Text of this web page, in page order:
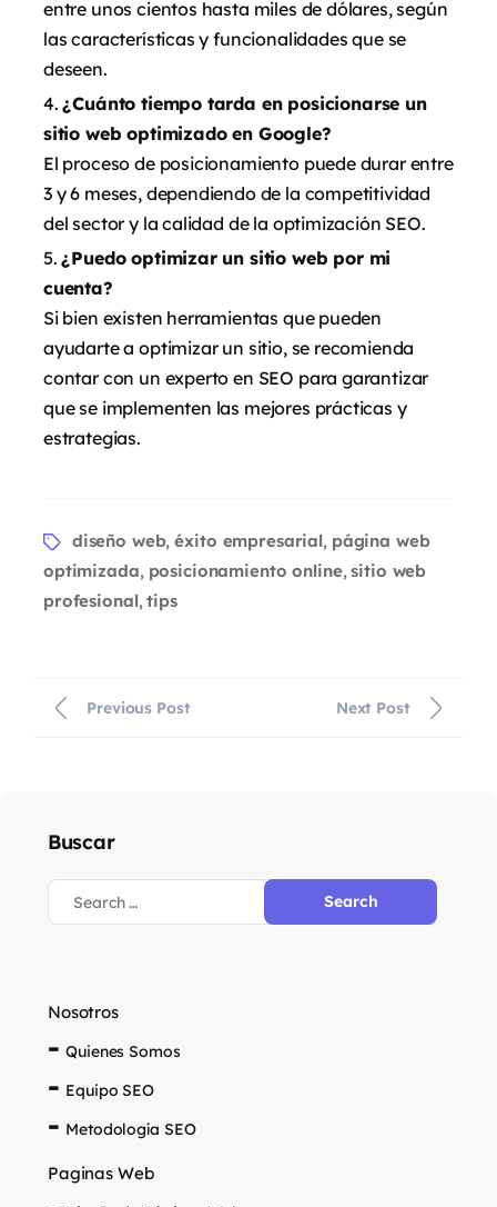
entre unos cientos hasta miles de dólares, según
las características y funcionalidades que se
deseen.
¿Cuánto tiempo tarda en posicionarse un
sitio web optimizado en Google?
El proceso de posicionamiento puede durar entre
3 y 6 meses, dependiendo de la competitividad
del sector y la calidad de la optimización SEO.
¿Puedo optimizar un sitio web por mi
cuenta?
Si bien existen herramientas que pueden
ayudarte a optimizar un sitio, se recomienda
contar con un experto en SEO para garantizar
que se implementen las mejores prácticas y
estrategias.
diseño web,éxito empresarial, página web
optimizada, posicionamiento online,sitio web
profesional,tips
Previous Post Next Post
Buscar
Nosotros
Quienes Somos
Equipo SEO
Metodología SEO
Paginas Web